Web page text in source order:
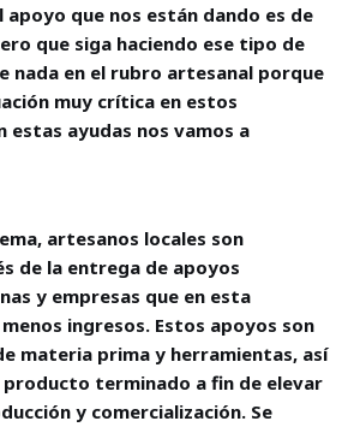
que nos están dando es de
que siga haciendo ese tipo de
nada en el rubro artesanal porque
muy crítica en estos
estas ayudas nos vamos a
artesanos locales son
de la entrega de apoyos
y empresas que en esta
ingresos. Estos apoyos son
materia prima y herramientas, así
terminado a fin de elevar
y comercialización. Se